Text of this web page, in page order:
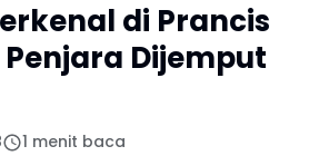
di Prancis
Dijemput
1 menit baca